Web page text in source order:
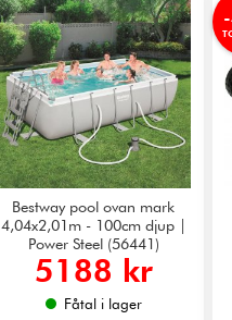
Bestway pool ovan mark
4,04x2,01m - 100cm djup |
Power Steel (56441)
5188 kr
Fåtal i lager